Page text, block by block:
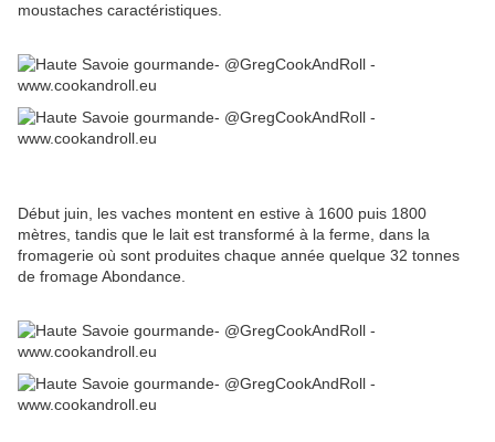
moustaches caractéristiques.
Début juin, les vaches montent en estive à 1600 puis 1800
mètres, tandis que le lait est transformé à la ferme, dans la
fromagerie où sont produites chaque année quelque 32 tonnes
de fromage Abondance.